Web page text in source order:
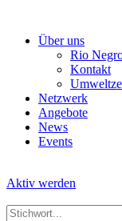
Über uns
Rio
Kontakt
Netzwerk
Angebote
News
Events
Aktiv werden